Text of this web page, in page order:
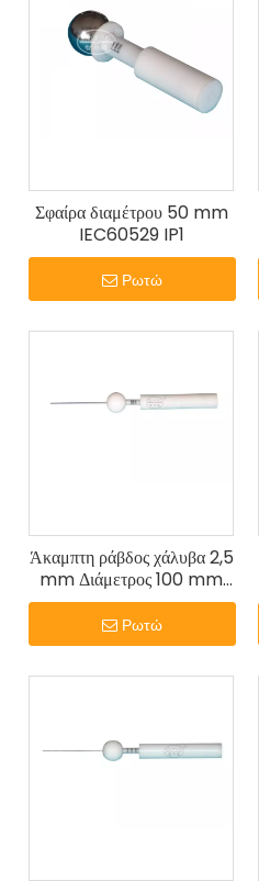
Σφαίρα διαμέτρου 50 mm
IEC60529 IP1
Ρωτώ
Άκαμπτη ράβδος χάλυβα 2,5
mm Διάμετρος 100 mm
Μήκος IEC60529 IP3
Ρωτώ